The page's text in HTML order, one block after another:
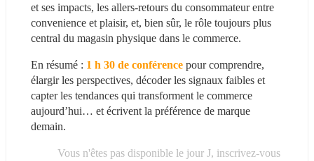
et ses impacts, les allers-retours du consommateur entre
convenience et plaisir, et, bien sûr, le rôle toujours plus
central du magasin physique dans le commerce.
En résumé : 1 h 30 de conférence pour comprendre,
élargir les perspectives, décoder les signaux faibles et
capter les tendances qui transforment le commerce
aujourd’hui… et écrivent la préférence de marque
demain.
Vous n'êtes pas disponible le jour J, inscrivez-vous